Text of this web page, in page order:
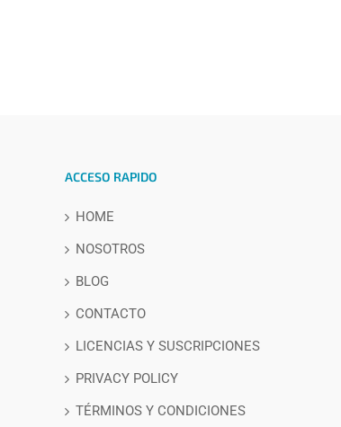
ACCESO RAPIDO
HOME
NOSOTROS
BLOG
CONTACTO
LICENCIAS Y SUSCRIPCIONES
PRIVACY POLICY
TÉRMINOS Y CONDICIONES